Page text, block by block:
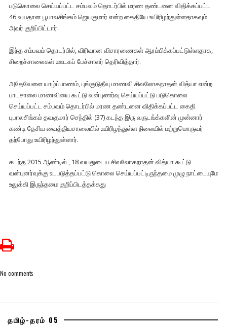
படுகொலை செய்யப்பட்ட சம்பவம் தொடர்பில் மரண தண்டனை விதிக்கப்பட்ட
46 வயதான பூபாலசிங்கம் ஜெயகுமார் என்ற கைதியே உயிரிழந்துள்ளதாகவும்
அவர் குறிப்பிட்டார்.
இந்த சம்பவம் தொடர்பில், விரிவான விசாரணைகள் ஆரம்பிக்கப்பட்டுள்ளதாக,
சிறைச்சாலைகள் ஊடகப் பேச்சாளர் தெரிவித்தார்.
அதேவேளை யாழ்ப்பாணம், புங்குடுதீவு மாணவி சிவலோகநாதன் வித்யா என்ற
பாடசாலை மாணவியை கூட்டு வன்புணர்வு செய்யப்பட்டு படுகொலை
செய்யப்பட்ட சம்பவம் தொடர்பில் மரண தண்டனை விதிக்கப்பட்ட கைதி
புபாலசிங்கம் தவகுமார் செந்தில் (37) கடந்த இரு வருடங்க்களின் முன்னார்
கண்டி தேசிய வைத்தியசாலையில் உயிரிழந்துள்ள நிலையில் மற்றுமொருவர்
தற்போது உயிரிழந்துள்ளார்.
கடந்த 2015 ஆண்டில் , 18 வயதுடைய சிவலோகநாதன் வித்யா கூட்டு
வன்புனர்வுக்கு உடபடுத்தப்பட்டு கொலை செய்யப்பட்டிருந்தமை முழு நாட்டையுமே
உலுக்கி இருந்தமை குறிப்பிடத்தக்கது
No comments:
தமிழ்-தரம் 05